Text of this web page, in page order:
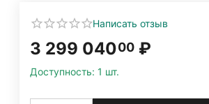
Написать отзыв
3 299 04000 ₽
Доступность: 1 шт.